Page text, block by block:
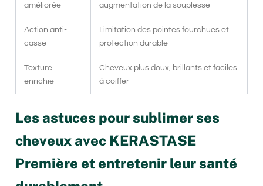
améliorée
augmentation de la souplesse
Action anti-
casse
Limitation des pointes fourchues et
protection durable
Texture
enrichie
Cheveux plus doux, brillants et faciles
à coiffer
Les astuces pour sublimer ses
cheveux avec KERASTASE
Première et entretenir leur santé